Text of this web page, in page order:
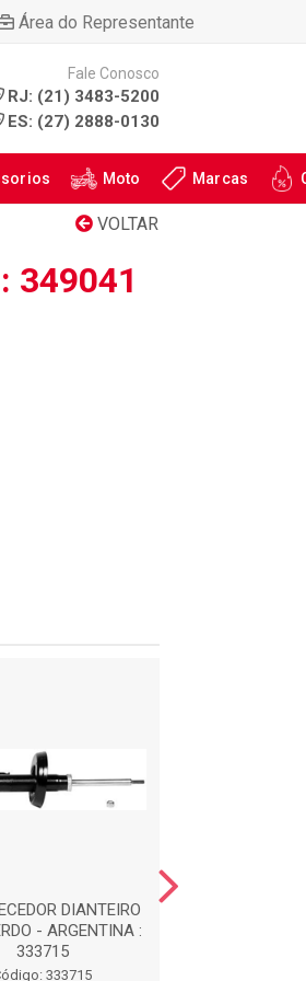
Área do Representante
Fale Conosco
RJ: (21) 3483-5200
ES: (27) 2888-0130
Moto Marcas
VOLTAR
349041
DIANTEIRO
- ARGENTINA :
333715
333715